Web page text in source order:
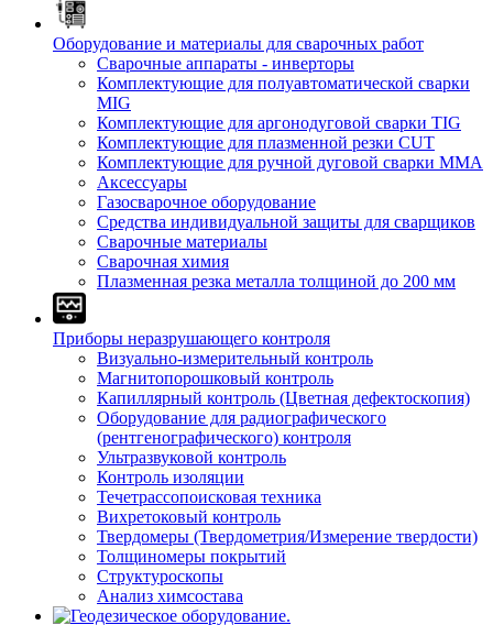
Оборудование и материалы для сварочных работ
Сварочные аппараты - инверторы
Комплектующие для полуавтоматической сварки
MIG
Комплектующие для аргонодуговой сварки TIG
Комплектующие для плазменной резки CUT
Комплектующие для ручной дуговой сварки MMA
Аксессуары
Газосварочное оборудование
Средства индивидуальной защиты для сварщиков
Сварочные материалы
Сварочная химия
Плазменная резка металла толщиной до 200 мм
Приборы неразрушающего контроля
Визуально-измерительный контроль
Магнитопорошковый контроль
Капиллярный контроль (Цветная дефектоскопия)
Оборудование для радиографического
(рентгенографического) контроля
Ультразвуковой контроль
Контроль изоляции
Течетрассопоисковая техника
Вихретоковый контроль
Твердомеры (Твердометрия/Измерение твердости)
Толщиномеры покрытий
Структуроскопы
Анализ химсостава